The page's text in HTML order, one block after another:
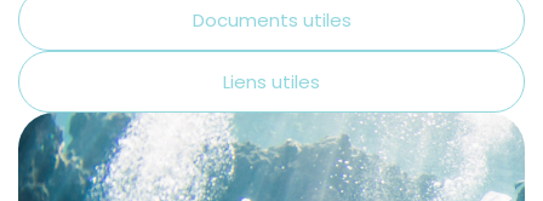
Documents utiles
Liens utiles